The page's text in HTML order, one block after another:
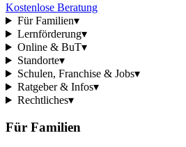
Kostenlose Beratung
Für Familien▾
Lernförderung▾
Online & BuT▾
Standorte▾
Schulen, Franchise & Jobs▾
Ratgeber & Infos▾
Rechtliches▾
Für Familien